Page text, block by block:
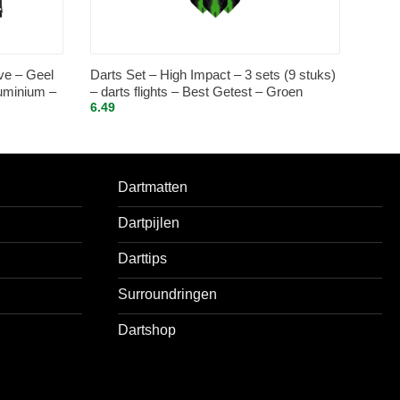
– Geel
–
Darts Set – High Impact – 3 sets (9 stuks)
– darts flights – Best Getest – Groen
6.49
Dartmatten
Dartpijlen
Darttips
Surroundringen
Dartshop